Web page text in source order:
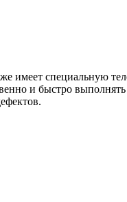
имеет специальную
и быстро